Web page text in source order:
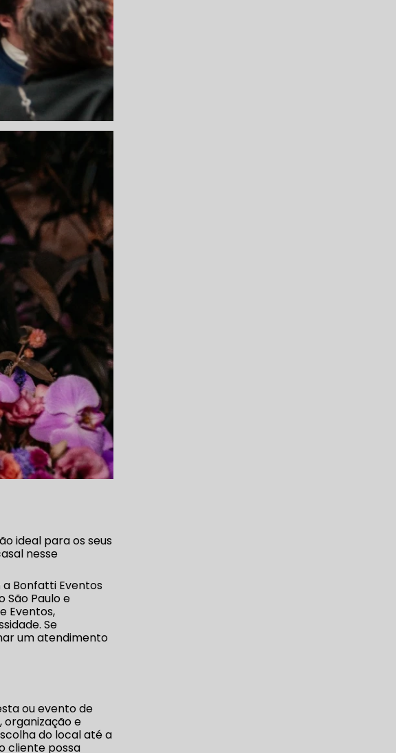
ideal para os seus
nesse
Bonfatti Eventos
São Paulo e
Eventos,
Se
um atendimento
ou evento de
organização e
do local até a
cliente possa